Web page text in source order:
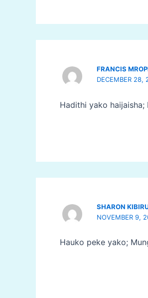
FRANCIS
DECEMBER 28,
Hadithi yako
SHARON
NOVEMBER 9,
Hauko peke yako;